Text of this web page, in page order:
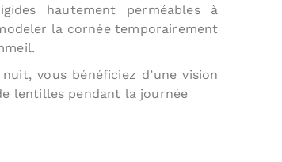
hautement perméables à
la cornée temporairement
vous bénéficiez d’une vision
lentilles pendant la journée